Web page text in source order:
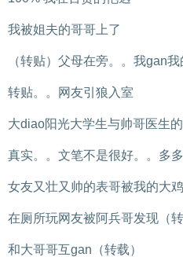
我被姐夫的哥哥上了
（转贴）父母在旁。。我gan我
转贴。。网友引狼入室
大diao阳光大学生与帅哥医生的
真实。。文笔不是很好。。多
女友又壮又帅的表哥被我的大
在厕所玩网友被阿兵哥发现（转
和大哥哥互gan（转载）